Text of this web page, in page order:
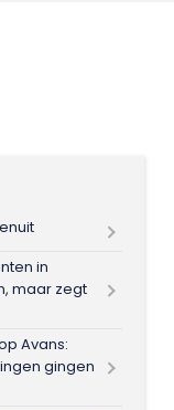
in
maar zegt
Avans:
gingen